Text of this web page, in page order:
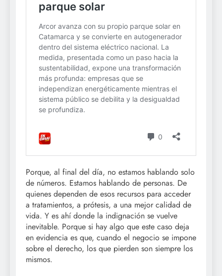
Porque, al final del día, no estamos hablando solo
de números. Estamos hablando de personas. De
quienes dependen de esos recursos para acceder
a tratamientos, a prótesis, a una mejor calidad de
vida. Y es ahí donde la indignación se vuelve
inevitable. Porque si hay algo que este caso deja
en evidencia es que, cuando el negocio se impone
sobre el derecho, los que pierden son siempre los
mismos.